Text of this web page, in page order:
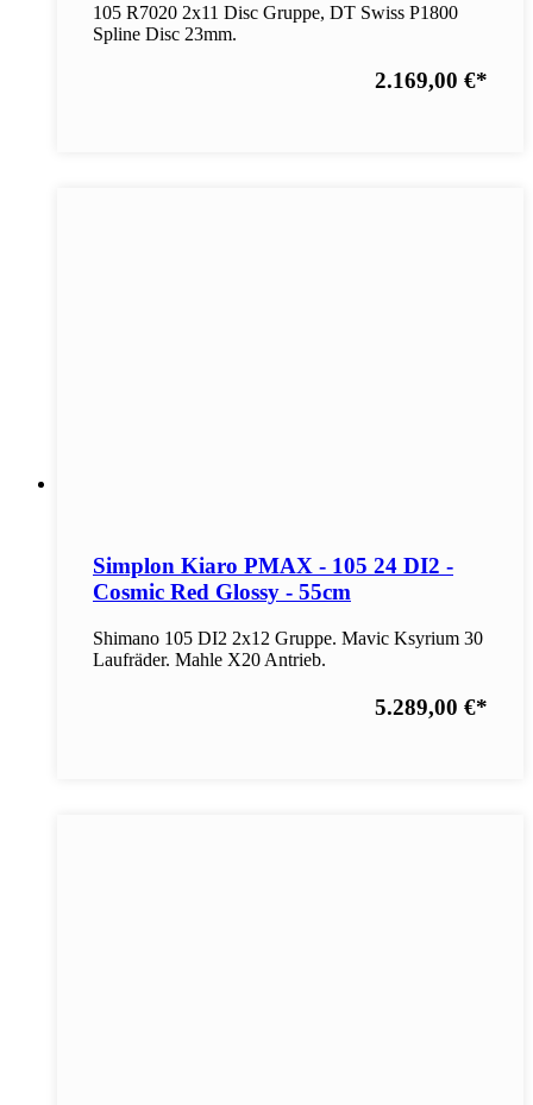
105 R7020 2x11 Disc Gruppe, DT Swiss P1800
Spline Disc 23mm.
2.169,00 €*
Simplon Kiaro PMAX - 105 24 DI2 -
Cosmic Red Glossy - 55cm
Shimano 105 DI2 2x12 Gruppe. Mavic Ksyrium 30
Laufräder. Mahle X20 Antrieb.
5.289,00 €*